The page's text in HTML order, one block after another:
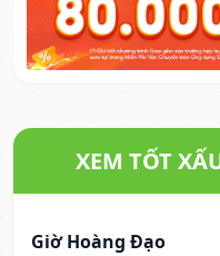
XEM TỐT
Giờ Hoàng Đạo